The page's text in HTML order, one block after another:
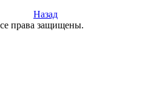
Назад
права защищены.